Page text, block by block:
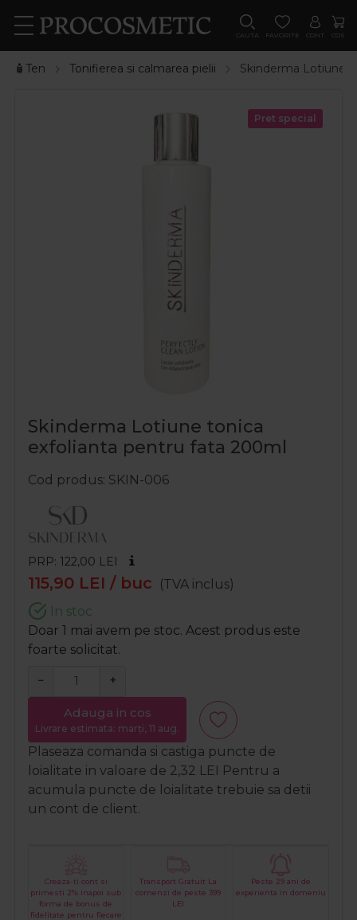
CAUTA FAVORITE CONT COS
🧴Ten Tonifierea si calmarea pielii Skinderma Lotiune
Pret special
Skinderma Lotiune tonica
exfolianta pentru fata 200ml
Cod produs SKIN-006
PRP: 122,00 LEI
115,90 LEI / buc
(TVA inclus)
In stoc
Doar 1 mai avem pe stoc. Acest produs este
foarte solicitat.
− +
Adauga in cos
Livrare estimata: marți, 11 aug.
Plaseaza comanda si castiga puncte de
loialitate in valoare de 2,32 LEI Pentru a
acumula puncte de loialitate trebuie sa detii
un cont de client.
Creaza-ti cont si
primesti 2% inapoi sub
forma de bonus de
fidelitate pentru fiecare
Transport Gratuit La
comenzi de peste 399
LEI
Peste 29 ani de
experienta in domeniu